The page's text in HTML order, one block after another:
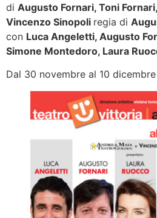
di Augusto Fornari, Toni
Vincenzo Sinopoli regia di
con Luca Angeletti, Augusto
Simone Montedoro, Laura
Dal 30 novembre al 10